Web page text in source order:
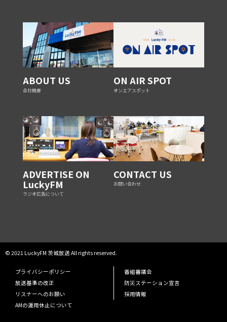
ABOUT US
会社概要
ON AIR SPOT
オンエアスポット
ADVERTISE ON
LuckyFM
ラジオ広告について
CONTACT US
お問い合わせ
© 2021 LuckyFM 茨城放送 All rights reserved.
プライバシーポリシー
番組審議会
放送基準の改正
防災ステーション宣言
リスナーへのお願い
採用情報
AMの運用休止について